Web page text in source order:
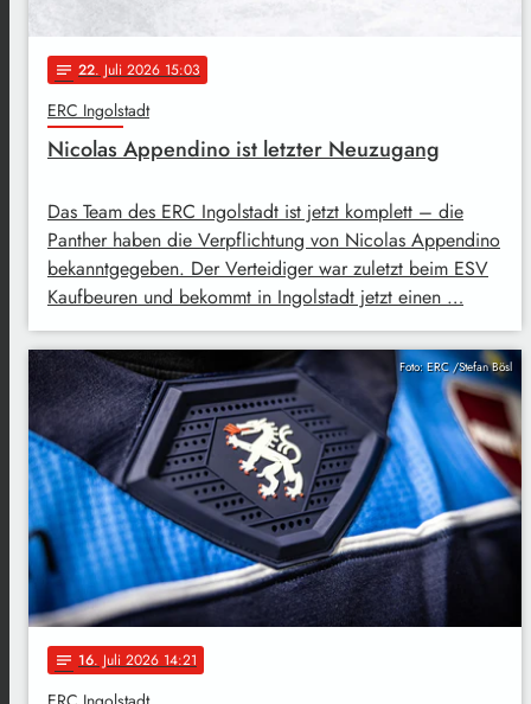
notes 22. Juli 2026 15:03
ERC Ingolstadt
Nicolas Appendino ist letzter Neuzugang
Das Team des ERC Ingolstadt ist jetzt komplett – die
Panther haben die Verpflichtung von Nicolas Appendino
bekanntgegeben. Der Verteidiger war zuletzt beim ESV
Kaufbeuren und bekommt in Ingolstadt jetzt einen …
Foto: ERC /Stefan Bösl
notes 16. Juli 2026 14:21